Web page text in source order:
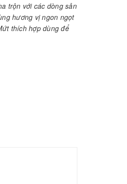
trộn với các dòng sản
hương vị ngon ngọt
thích hợp dùng để